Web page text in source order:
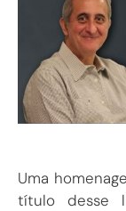
Uma
título desse